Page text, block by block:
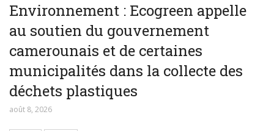
Environnement : Ecogreen appelle
au soutien du gouvernement
camerounais et de certaines
municipalités dans la collecte des
déchets plastiques
août 8, 2026